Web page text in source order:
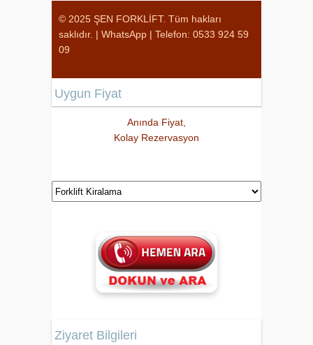
© 2025 ŞEN FORKLİFT. Tüm hakları
saklıdır. | WhatsApp | Telefon: 0533 924 59
09
Uygun Fiyat
Anında Fiyat,
Kolay Rezervasyon
Ziyaret Bilgileri